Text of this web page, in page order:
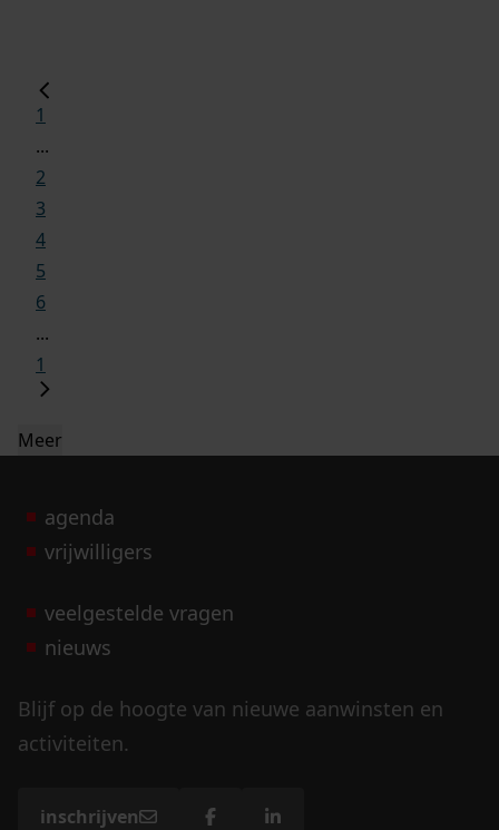
1
...
2
3
4
5
6
...
1
Meer
agenda
vrijwilligers
veelgestelde vragen
nieuws
Blijf op de hoogte van nieuwe aanwinsten en
activiteiten.
inschrijven